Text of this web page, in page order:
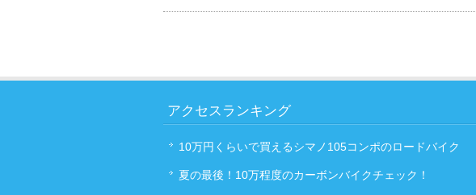
アクセスランキング
10万円くらいで買えるシマノ105コンポのロードバイク
夏の最後！10万程度のカーボンバイクチェック！